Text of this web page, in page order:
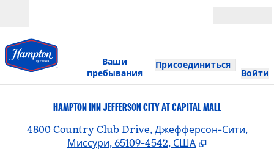
Ваши
пребывания
Присоединиться
Войти
HAMPTON INN JEFFERSON CITY AT CAPITAL MALL
4800 Country Club Drive, Джефферсон-Сити,
Миссури, 65109-4542, США